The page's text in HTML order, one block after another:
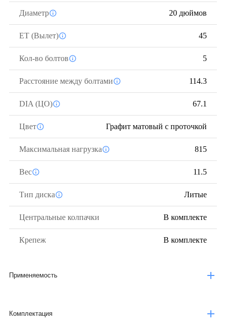
Диаметр 20 дюймов
ЕТ (Вылет) 45
Кол-во болтов 5
Расстояние между болтами 114.3
DIA (ЦО) 67.1
Цвет Графит матовый с проточкой
Максимальная нагрузка 815
Вес 11.5
Тип диска Литые
Центральные колпачки В комплекте
Крепеж В комплекте
Применяемость
Комплектация